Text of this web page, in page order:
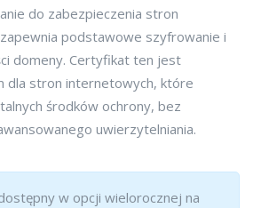
do zabezpieczenia stron
podstawowe szyfrowanie i
domeny. Certyfikat ten jest
dla stron internetowych, które
środków ochrony, bez
uwierzytelniania.
w opcji wielorocznej na